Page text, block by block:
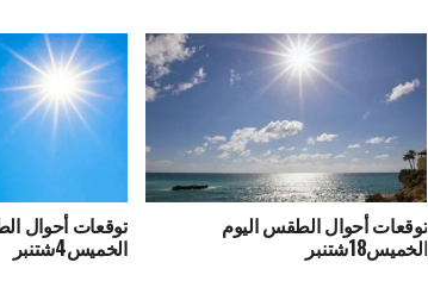
توقعات أحوال الطقس اليوم
الخميس18شتنبر
توقعات أحوال
الخميس4شتنبر